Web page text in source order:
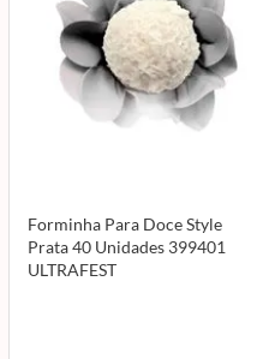
Forminha Para Doce Style
Prata 40 Unidades 399401
ULTRAFEST